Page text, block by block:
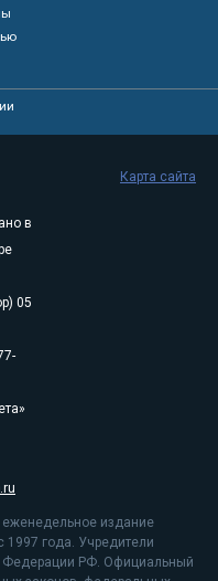
в
05
еженедельное издание
года. Учредители
Федерации РФ. Официальный
Карта сайта